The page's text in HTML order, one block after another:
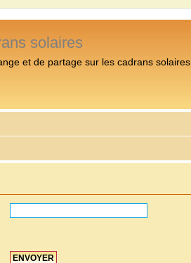
solaires
et de partage sur les cadrans solaires